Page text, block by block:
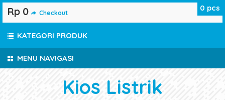
MENU NAVIGASI
Kios Listrik
0 pcs
Rp 0 Checkout
KATEGORI PRODUK